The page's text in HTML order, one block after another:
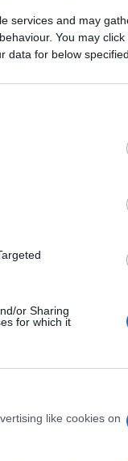
services and may
You may
data for below
or Sharing
for which it
like cookies on
di saper
il suo